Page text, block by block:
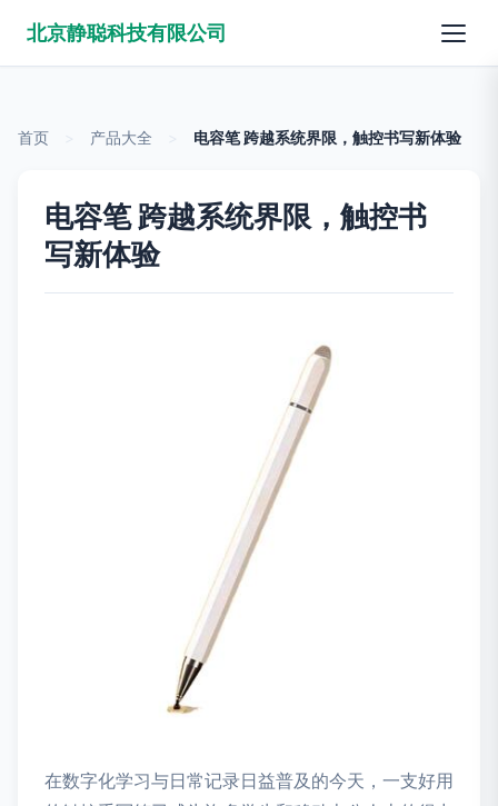
北京静聪科技有限公司
首页 产品大全 电容笔 跨越系统界限，触控书写新体验
电容笔 跨越系统界限，触控书
写新体验
在数字化学习与日常记录日益普及的今天，一支好用